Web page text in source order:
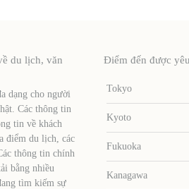
du lịch, văn
dạng cho người
Các thông tin
tin về khách
điểm du lịch, các
thông tin chính
bằng nhiều
tìm kiếm sự
Điểm đến được
Tokyo
Kyoto
Fukuoka
Kanagawa